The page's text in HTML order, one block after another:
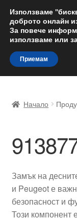
Skip
to
navigation
Skip
to
content
Доставка по
Жалби
Количка
Начало
Замък на
и Peugeot е
безопасност и
Този компонент
Използваме
доброто онлайн
За повече
използваме или
Приемам